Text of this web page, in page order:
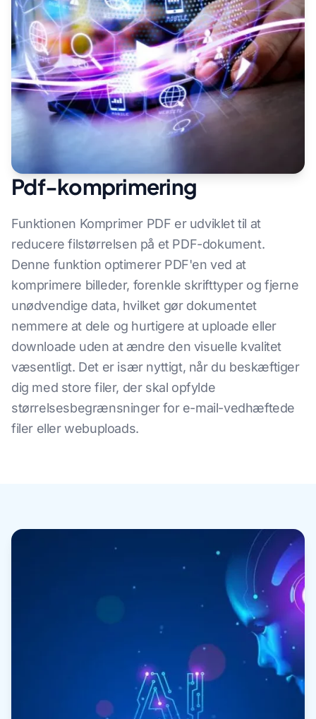
Pdf-komprimering
Funktionen Komprimer PDF er udviklet til at
reducere filstørrelsen på et PDF-dokument.
Denne funktion optimerer PDF'en ved at
komprimere billeder, forenkle skrifttyper og fjerne
unødvendige data, hvilket gør dokumentet
nemmere at dele og hurtigere at uploade eller
downloade uden at ændre den visuelle kvalitet
væsentligt. Det er især nyttigt, når du beskæftiger
dig med store filer, der skal opfylde
størrelsesbegrænsninger for e-mail-vedhæftede
filer eller webuploads.